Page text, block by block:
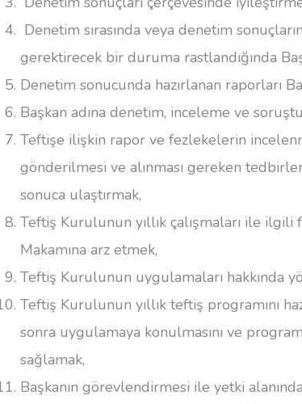
Denetim sırasında veya denetim
gerektirecek bir duruma rastlandığında
Denetim sonucunda hazırlanan raporları
Başkan adına denetim, inceleme ve
Teftişe ilişkin rapor ve fezlekelerin
gönderilmesi ve alınması gereken
sonuca ulaştırmak,
Teftiş Kurulunun yıllık çalışmaları ile
Makamına arz etmek,
Teftiş Kurulunun uygulamaları hakkında
Teftiş Kurulunun yıllık teftiş programını
sonra uygulamaya konulmasını ve
sağlamak,
Başkanın görevlendirmesi ile yetki